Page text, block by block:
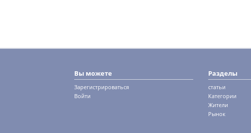
Вы можете
Зарегистрироваться
Войти
Разделы
статьи
Категории
Жители
Рынок